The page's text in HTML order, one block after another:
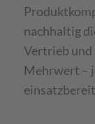
nachhaltig
Vertrieb und
Mehrwert –